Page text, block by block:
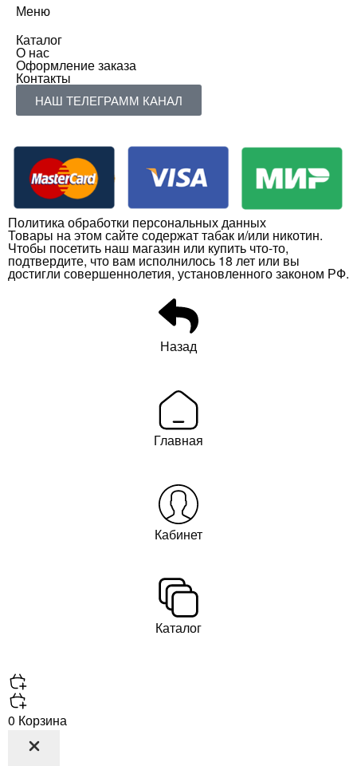
Меню
Каталог
О нас
Оформление заказа
Контакты
НАШ ТЕЛЕГРАММ КАНАЛ
Политика обработки персональных данных
Товары на этом сайте содержат табак и/или никотин.
Чтобы посетить наш магазин или купить что-то,
подтвердите, что вам исполнилось 18 лет или вы
достигли совершеннолетия, установленного законом РФ.
Назад
Главная
Кабинет
Каталог
0 Корзина